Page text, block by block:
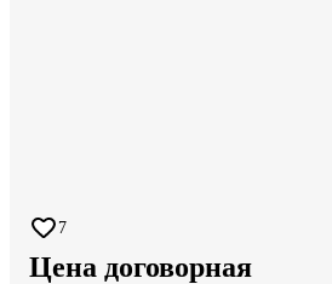
7
Цена договорная